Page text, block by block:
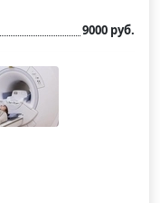
9000 руб.